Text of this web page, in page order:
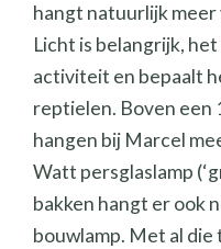
hangt natuurlijk
Licht is belangrijk,
activiteit en bepaalt
reptielen. Boven een
hangen bij Marcel
Watt persglaslamp
bakken hangt er ook
bouwlamp. Met al die